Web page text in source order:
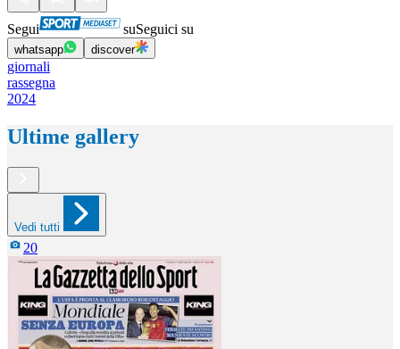
Segui suSeguici su
whatsapp discover
giornali
rassegna
2024
Ultime gallery
Vedi tutti
20